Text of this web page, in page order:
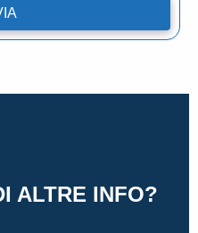
ALTRE INFO?